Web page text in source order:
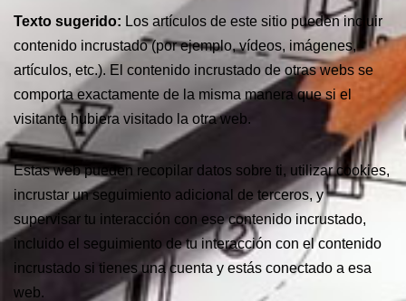
Texto sugerido: Los artículos de este sitio pueden incluir
contenido incrustado (por ejemplo, vídeos, imágenes,
artículos, etc.). El contenido incrustado de otras webs se
comporta exactamente de la misma manera que si el
visitante hubiera visitado la otra web.
Estas web pueden recopilar datos sobre ti, utilizar cookies,
incrustar un seguimiento adicional de terceros, y
supervisar tu interacción con ese contenido incrustado,
incluido el seguimiento de tu interacción con el contenido
incrustado si tienes una cuenta y estás conectado a esa
web.